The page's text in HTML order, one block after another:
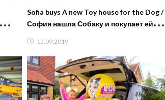
Sofia buys A new Toy house for the Dog /
София нашла Собаку и покупает ей
15.09.2019